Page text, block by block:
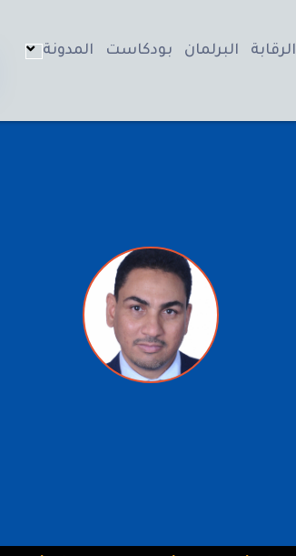
الرقابة البرلمان بودكاست المدونة